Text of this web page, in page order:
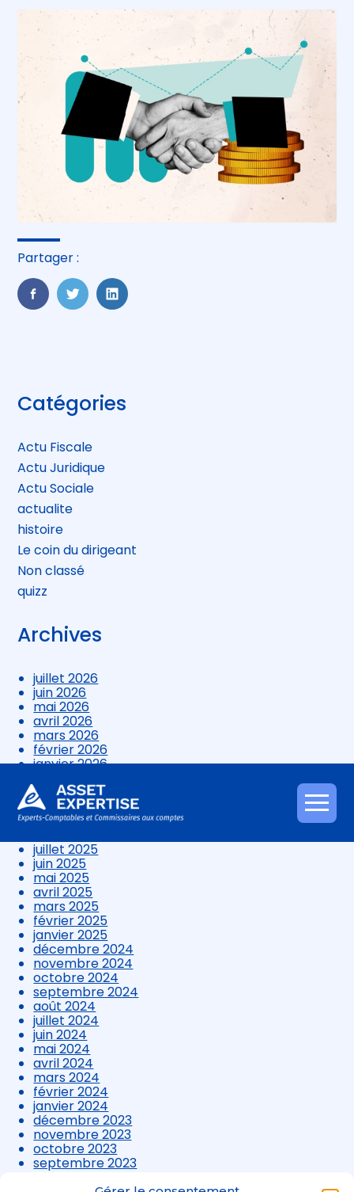
Aller
au
Partager :
FaceBook
TwitterLinkedIn
Blog
sidebar
Catégories
Actu Fiscale
Actu Juridique
Actu Sociale
actualite
histoire
Le coin du dirigeant
Non classé
quizz
Archives
juillet 2026
juin 2026
mai 2026
avril 2026
mars 2026
février 2026
janvier 2026
novembre 2025
octobre 2025
septembre 2025
juillet 2025
juin 2025
mai 2025
avril 2025
mars 2025
février 2025
janvier 2025
décembre 2024
novembre 2024
octobre 2024
septembre 2024
août 2024
juillet 2024
juin 2024
mai 2024
avril 2024
mars 2024
février 2024
janvier 2024
décembre 2023
novembre 2023
octobre 2023
septembre 2023
août 2023